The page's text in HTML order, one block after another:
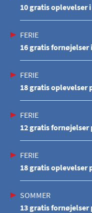
10 gratis oplevelser
FERIE
16 gratis fornøjelser
FERIE
18 gratis oplevelser
FERIE
12 gratis fornøjelser
FERIE
18 gratis oplevelser
SOMMER
13 gratis